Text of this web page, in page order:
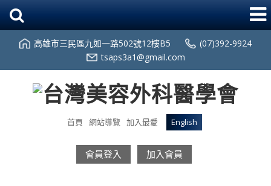
高雄市三民區九如一路502號12樓B5
(07)392-9924
tsaps3a1@gmail.com
首頁 網站導覽 加入最愛 English
會員登入 加入會員